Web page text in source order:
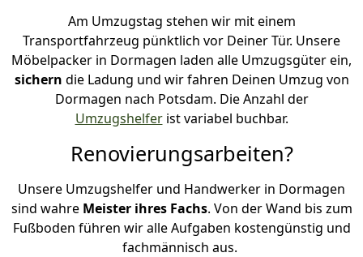
Am Umzugstag stehen wir mit einem
Transportfahrzeug pünktlich vor Deiner Tür. Unsere
Möbelpacker in Dormagen laden alle Umzugsgüter ein,
sichern die Ladung und wir fahren Deinen Umzug von
Dormagen nach Potsdam. Die Anzahl der
Umzugshelferist variabel buchbar.
Renovierungsarbeiten?
Unsere Umzugshelfer und Handwerker in Dormagen
sind wahre Meister ihres Fachs. Von der Wand bis zum
Fußboden führen wir alle Aufgaben kostengünstig und
fachmännisch aus.